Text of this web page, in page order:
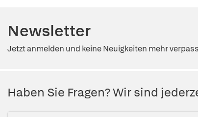
Newsletter
Jetzt anmelden und keine Neuigkeiten mehr
Haben Sie Fragen? Wir sind